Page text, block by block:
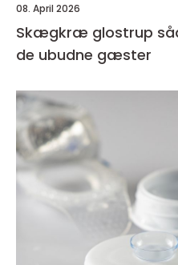
08. April 2026
Skægkræ glostrup sådan slipper du af med
de ubudne gæster